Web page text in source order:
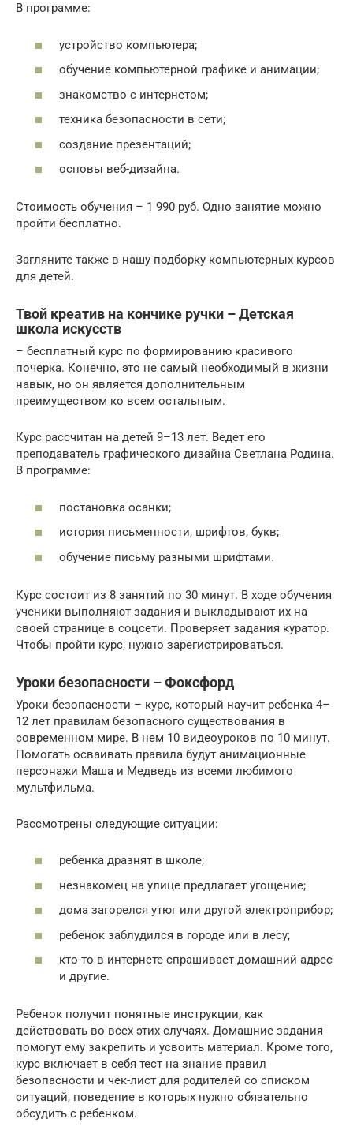
В программе:
устройство компьютера;
обучение компьютерной графике и анимации;
знакомство с интернетом;
техника безопасности в сети;
создание презентаций;
основы веб-дизайна.
Стоимость обучения – 1 990 руб. Одно занятие можно
пройти бесплатно.
Загляните также в нашу подборку компьютерных курсов
для детей.
Твой креатив на кончике ручки – Детская
школа искусств
– бесплатный курс по формированию красивого
почерка. Конечно, это не самый необходимый в жизни
навык, но он является дополнительным
преимуществом ко всем остальным.
Курс рассчитан на детей 9–13 лет. Ведет его
преподаватель графического дизайна Светлана Родина.
В программе:
постановка осанки;
история письменности, шрифтов, букв;
обучение письму разными шрифтами.
Курс состоит из 8 занятий по 30 минут. В ходе обучения
ученики выполняют задания и выкладывают их на
своей странице в соцсети. Проверяет задания куратор.
Чтобы пройти курс, нужно зарегистрироваться.
Уроки безопасности – Фоксфорд
Уроки безопасности – курс, который научит ребенка 4–
12 лет правилам безопасного существования в
современном мире. В нем 10 видеоуроков по 10 минут.
Помогать осваивать правила будут анимационные
персонажи Маша и Медведь из всеми любимого
мультфильма.
Рассмотрены следующие ситуации:
ребенка дразнят в школе;
незнакомец на улице предлагает угощение;
дома загорелся утюг или другой электроприбор;
ребенок заблудился в городе или в лесу;
кто-то в интернете спрашивает домашний адрес
и другие.
Ребенок получит понятные инструкции, как
действовать во всех этих случаях. Домашние задания
помогут ему закрепить и усвоить материал. Кроме того,
курс включает в себя тест на знание правил
безопасности и чек-лист для родителей со списком
ситуаций, поведение в которых нужно обязательно
обсудить с ребенком.